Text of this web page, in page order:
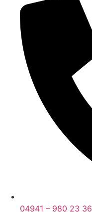
04941 – 980 23 36